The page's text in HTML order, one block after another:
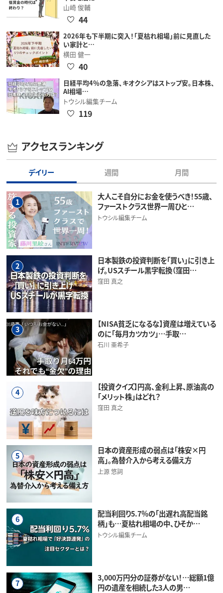
山崎 俊輔
44
2026年も下半期に突入！「夏枯れ相場」前に見直した
い家計と…
横田 健一
40
日経平均4％の急落、キオクシアはストップ安。日本株、
AI相場…
トウシル編集チーム
119
アクセスランキング
デイリー 週間 月間
1
大人こそ自分にお金を使うべき！55歳、
ファーストクラス世界一周ひと…
トウシル編集チーム
2
日本製鉄の投資判断を「買い」に引き上
げ。USスチール黒字転換（窪田…
窪田 真之
3
【NISA貧乏になるな】資産は増えている
のに「毎月カツカツ」…手取…
石川 亜希子
4
【投資クイズ】円高、金利上昇、原油高の
「メリット株」はどれ？
窪田 真之
5
日本の資産形成の弱点は「株安×円
高」。為替介入から考える備え方
上源 悠詞
6
配当利回り5.7％の「出遅れ高配当銘
柄」も…夏枯れ相場の中、ひそか…
トウシル編集チーム
7
3,000万円分の証券がない！…総額1億
円の遺産を相続した3人の男…